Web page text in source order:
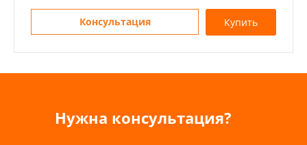
Консультация Купить
Нужна консультация?